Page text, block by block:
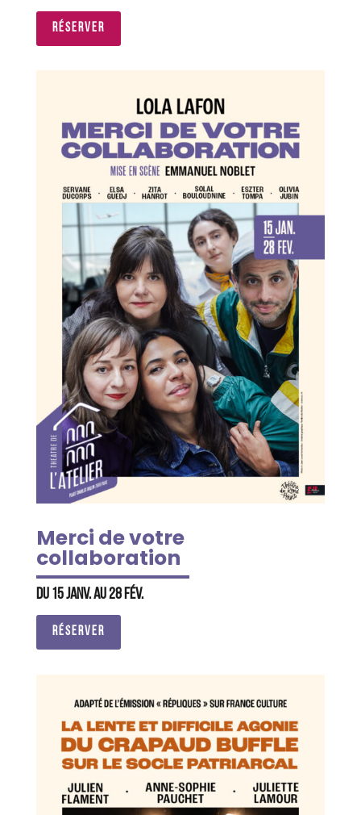
RÉSERVER
Merci de votre
collaboration
Du 15 janv. au 28 fév.
RÉSERVER